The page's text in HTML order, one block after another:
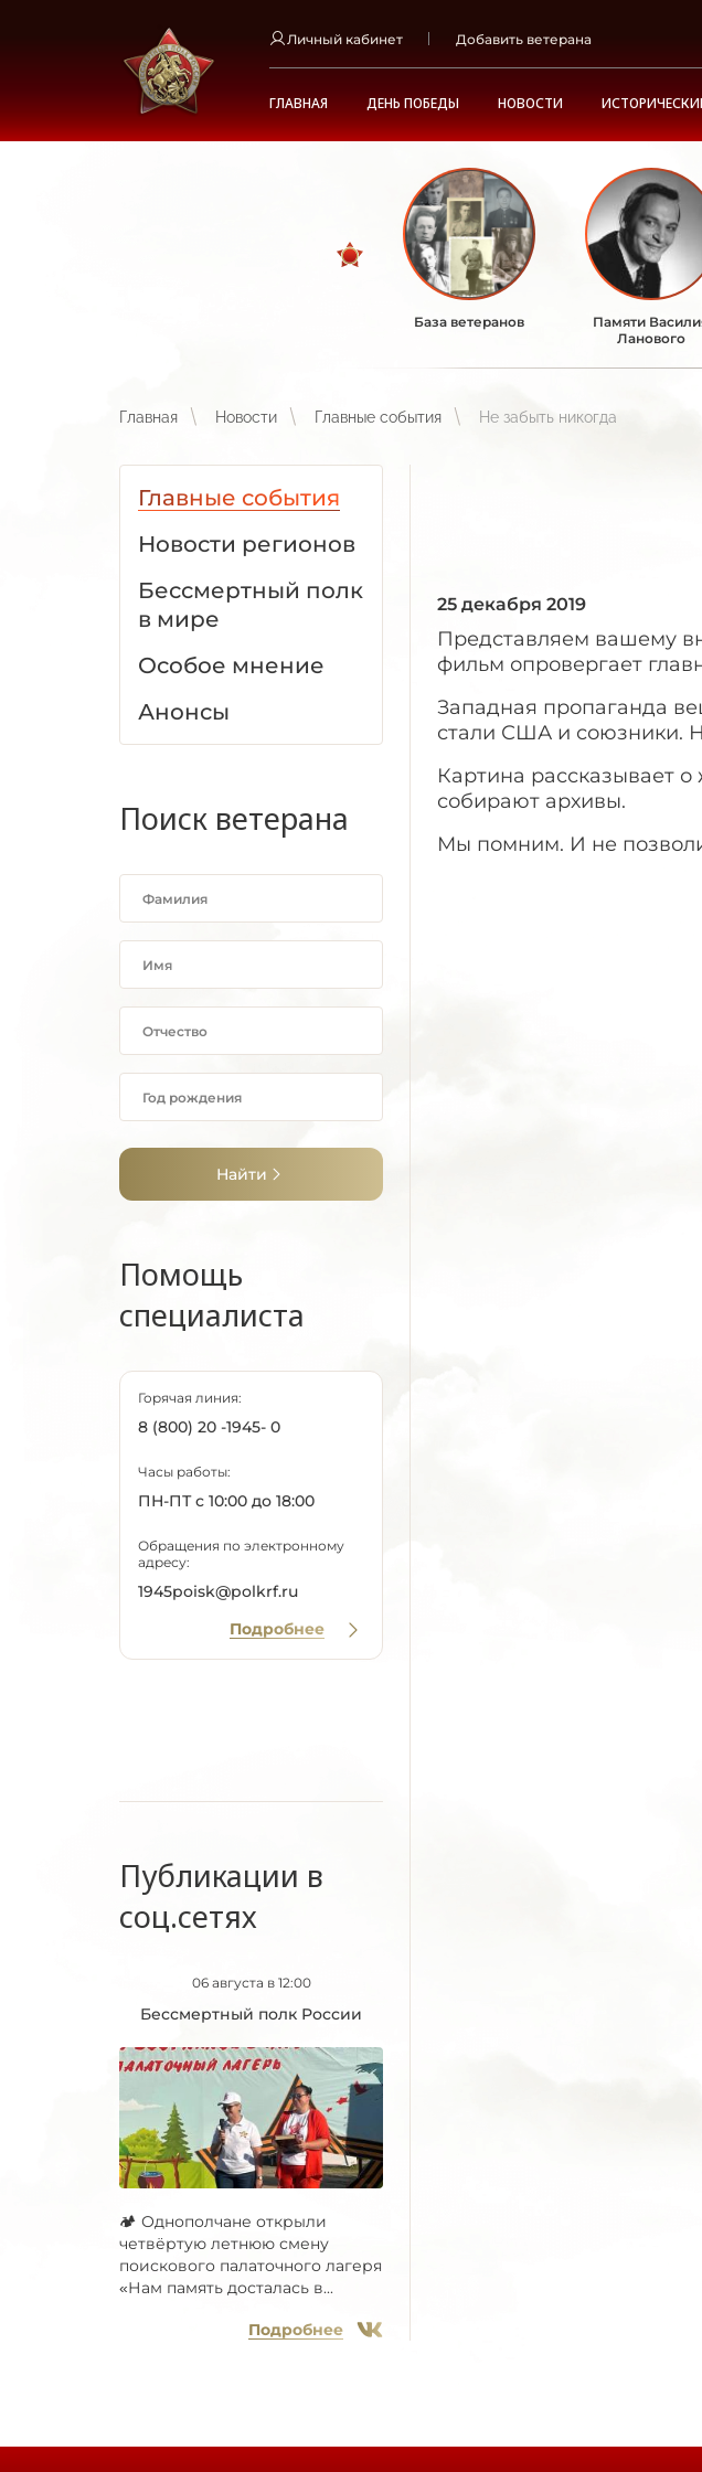
Личный кабинет Добавить ветерана
ГЛАВНАЯ ДЕНЬ ПОБЕДЫ НОВОСТИ
База ветеранов
Памяти
Ланового
Главная Новости Главные события Не забыть никогда
Главные события
Новости регионов
Бессмертный полк
в мире
Особое мнение
Анонсы
Поиск ветерана
Найти
Помощь
специалиста
Горячая линия:
8 (800) 20 -1945- 0
Часы работы:
ПН-ПТ с 10:00 до 18:00
Обращения по электронному
адресу:
1945poisk@polkrf.ru
Подробнее
Публикации в
соц.сетях
06 августа в 12:00
Бессмертный полк России
🏕 Однополчане открыли
четвёртую летнюю смену
поискового палаточного лагеря
«Нам память досталась в...
Подробнее
25 декабря 2019
Представляем вашему
фильм опровергает
Западная пропаганда
стали США и союзники.
Картина рассказывает
собирают архивы.
Мы помним. И не